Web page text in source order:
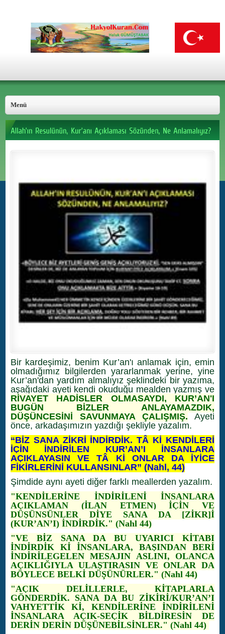
Bir kardeşimiz, benim Kur’an'ı anlamak için, emin
olmadığımız bilgilerden yararlanmak yerine, yine
Kur’an'dan yardım almalıyız şeklindeki bir yazıma,
aşağıdaki ayeti kendi okuduğu mealden yazmış ve
RİVAYET HADİSLER OLMASAYDI, KUR’AN'I
BUGÜN BİZLER ANLAYAMAZDIK,
DÜŞÜNCESİNİ SAVUNMAYA ÇALIŞMIŞ. Ayeti
önce, arkadaşımızın yazdığı şekliyle yazalım.
“BİZ SANA ZİKRİ İNDİRDİK. TÂ Kİ KENDİLERİ
İÇİN İNDİRİLEN KUR’AN’I İNSANLARA
AÇIKLAYASIN VE TÂ Kİ ONLAR DA İYİCE
FİKİRLERİNİ KULLANSINLAR” (Nahl, 44)
Şimdide aynı ayeti diğer farklı meallerden yazalım.
"KENDİLERİNE İNDİRİLENİ İNSANLARA
AÇIKLAMAN (İLAN ETMEN) İÇİN VE
DÜŞÜNSÜNLER DİYE SANA DA [ZİKR]İ
(KUR’AN’I) İNDİRDİK." (Nahl 44)
"VE BİZ SANA DA BU UYARICI KİTABI
İNDİRDİK Kİ İNSANLARA, BAŞINDAN BERİ
İNDİRİLEGELEN MESAJIN ASLINI, OLANCA
AÇIKLIĞIYLA ULAŞTIRASIN VE ONLAR DA
BÖYLECE BELKİ DÜŞÜNÜRLER." (Nahl 44)
"AÇIK DELİLLERLE, KİTAPLARLA
GÖNDERDİK. SANA DA BU ZİKİRİ/KUR’AN’I
VAHYETTİK Kİ, KENDİLERİNE İNDİRİLENİ
İNSANLARA AÇIK-SEÇİK BİLDİRESİN DE
DERİN DERİN DÜŞÜNEBİLSİNLER." (Nahl 44)